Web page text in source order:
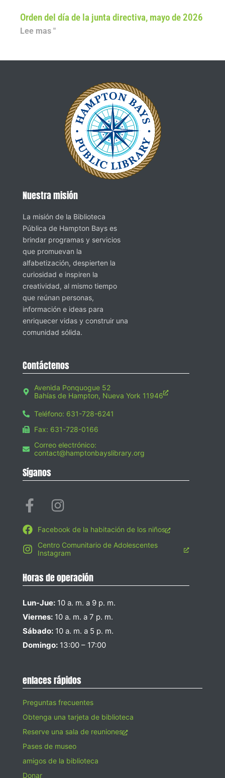
Orden del día de la junta directiva, mayo de 2026
Lee mas "
Nuestra misión
La misión de la Biblioteca
Pública de Hampton Bays es
brindar programas y servicios
que promuevan la
alfabetización, despierten la
curiosidad e inspiren la
creatividad, al mismo tiempo
que reúnan personas,
información e ideas para
enriquecer vidas y construir una
comunidad sólida.
Contáctenos
Avenida Ponquogue 52
Bahías de Hampton, Nueva York 11946
Teléfono: 631-728-6241
Fax: 631-728-0166
Correo electrónico:
contact@hamptonbayslibrary.org
Síganos
Facebook de la habitación de los niños
Centro Comunitario de Adolescentes
Instagram
Horas de operación
Lun-Jue: 10 a. m. a 9 p. m.
Viernes: 10 a. m. a 7 p. m.
Sábado: 10 a. m. a 5 p. m.
Domingo: 13:00 – 17:00
enlaces rápidos
Preguntas frecuentes
Obtenga una tarjeta de biblioteca
Reserve una sala de reuniones
Pases de museo
amigos de la biblioteca
Donar